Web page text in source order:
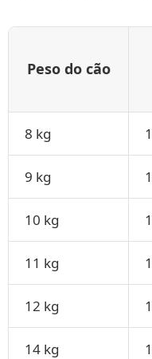
Peso do cão
8 kg
9 kg
10 kg
11 kg
12 kg
14 kg